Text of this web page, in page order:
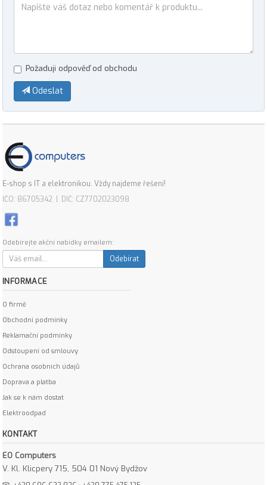
Požaduji odpověď od obchodu
Odeslat
E-shop s IT a elektronikou. Vždy najdeme řešení!
IČO: 86705342 | DIČ: CZ7702023098
Odebírejte akční nabídky emailem:
Odebírat
INFORMACE
O firmě
Obchodní podmínky
Reklamační podmínky
Odstoupení od smlouvy
Ochrana osobních údajů
Doprava a platba
Jak se k nám dostat
Elektroodpad
KONTAKT
EO Computers
V. Kl. Klicpery 715, 504 01 Nový Bydžov